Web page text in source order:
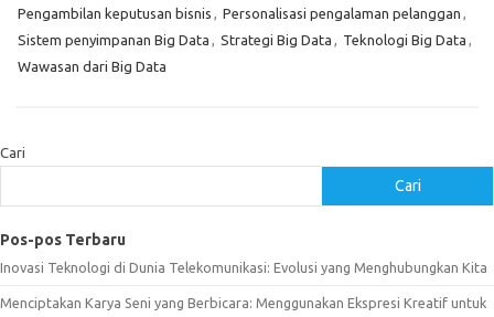
Pengambilan keputusan bisnis , Personalisasi pengalaman pelanggan ,
Sistem penyimpanan Big Data , Strategi Big Data , Teknologi Big Data ,
Wawasan dari Big Data
Cari
Cari
Pos-pos Terbaru
Inovasi Teknologi di Dunia Telekomunikasi: Evolusi yang Menghubungkan Kita
Menciptakan Karya Seni yang Berbicara: Menggunakan Ekspresi Kreatif untuk